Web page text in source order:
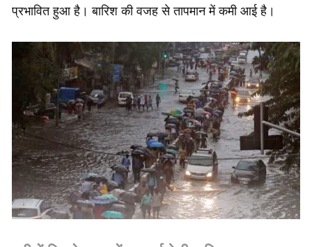
प्रभावित हुआ है। बारिश की वजह से तापमान में कमी आई है।